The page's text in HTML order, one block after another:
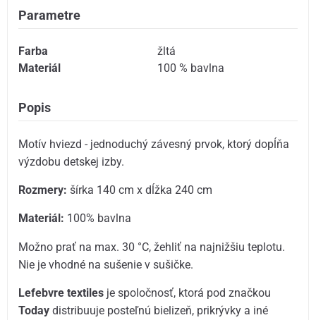
Parametre
Farba
žltá
Materiál
100 % bavlna
Popis
Motív hviezd - jednoduchý závesný prvok, ktorý dopĺňa
výzdobu detskej izby.
Rozmery: šírka 140 cm x dĺžka 240 cm
Materiál: 100% bavlna
Možno prať na max. 30 °C, žehliť na najnižšiu teplotu.
Nie je vhodné na sušenie v sušičke.
Lefebvre textiles je spoločnosť, ktorá pod značkou
Today distribuuje posteľnú bielizeň, prikrývky a iné